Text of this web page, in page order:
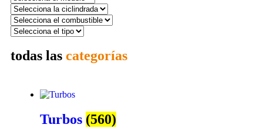
todas las categorías
Turbos (560)